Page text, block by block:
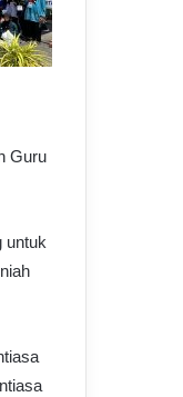
Guru
untuk